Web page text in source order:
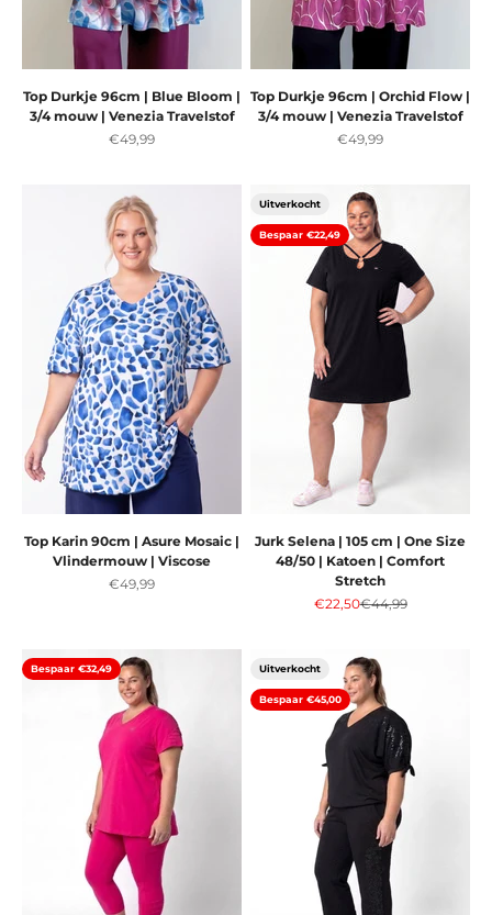
Top Durkje 96cm | Blue Bloom |
3/4 mouw | Venezia Travelstof
Aanbiedingsprijs
€49,99
Top Durkje 96cm | Orchid Flow |
3/4 mouw | Venezia Travelstof
Aanbiedingsprijs
€49,99
Top Karin 90cm | Asure Mosaic |
Vlindermouw | Viscose
Aanbiedingsprijs
€49,99
Uitverkocht
Bespaar €22,49
Jurk Selena | 105 cm | One Size
48/50 | Katoen | Comfort
Stretch
Aanbiedingsprijs
€22,50Normale prijs
€44,99
Bespaar €32,49 Uitverkocht
Bespaar €45,00